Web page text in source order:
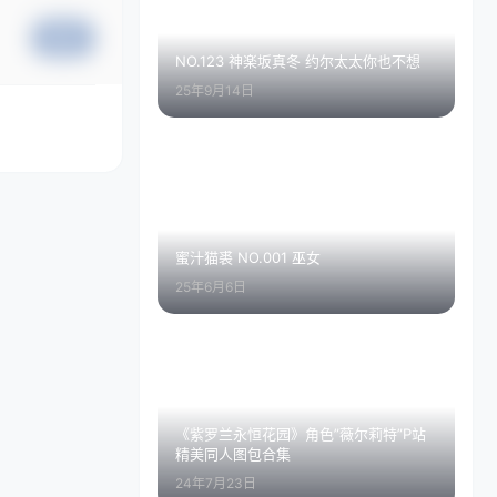
NO.123 神楽坂真冬 约尔太太你也不想
25年9月14日
蜜汁猫裘 NO.001 巫女
25年6月6日
《紫罗兰永恒花园》角色”薇尔莉特”P站
精美同人图包合集
24年7月23日